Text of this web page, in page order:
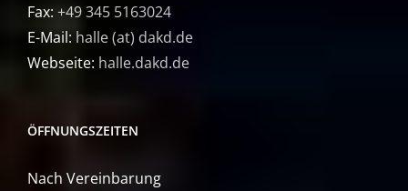
Fax: +49 345 5163024
E-Mail: halle (at) dakd.de
Webseite: halle.dakd.de
ÖFFNUNGSZEITEN
Nach Vereinbarung